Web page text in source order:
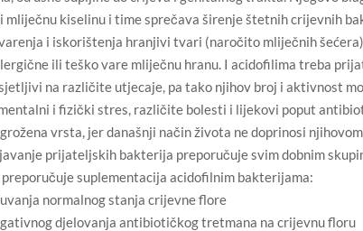
mliječnu kiselinu i time sprečava širenje štetnih crijevnih
i iskorištenja hranjivi tvari (naročito mliječnih
ili teško vare mliječnu hranu. I acidofilima treba
na različite utjecaje, pa tako njihov broj i aktivnost
i fizički stres, različite bolesti i lijekovi poput
vrsta, jer današnji način života ne doprinosi
prijateljskih bakterija preporučuje svim dobnim
preporučuje suplementacija acidofilnim bakterijama:
normalnog stanja crijevne flore
djelovanja antibiotičkog tretmana na crijevnu floru